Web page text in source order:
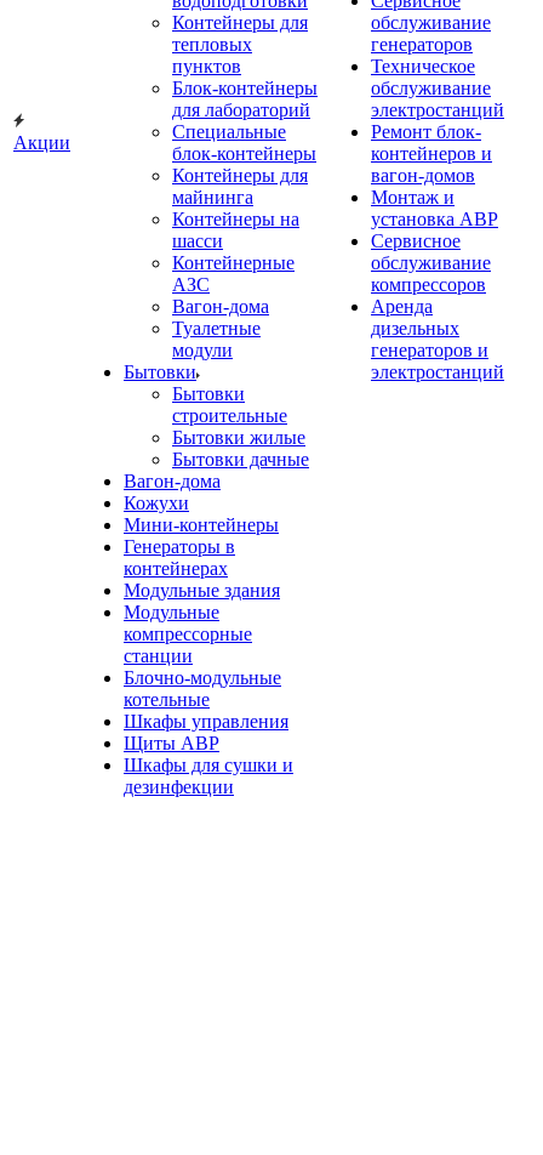
Акции
Контейнеры для
тепловых
пунктов
Блок-контейнеры
для лабораторий
Специальные
блок-контейнеры
Контейнеры для
майнинга
Контейнеры на
шасси
Контейнерные
АЗС
Вагон-дома
Туалетные
модули
Бытовки
Бытовки
строительные
Бытовки жилые
Бытовки дачные
Вагон-дома
Кожухи
Мини-контейнеры
Генераторы в
контейнерах
Модульные здания
Модульные
компрессорные
станции
Блочно-модульные
котельные
Шкафы управления
Щиты АВР
Шкафы для сушки и
дезинфекции
обслуживание
генераторов
Техническое
обслуживание
электростанций
Ремонт блок-
контейнеров и
вагон-домов
Монтаж и
установка АВР
Сервисное
обслуживание
компрессоров
Аренда
дизельных
генераторов и
электростанций